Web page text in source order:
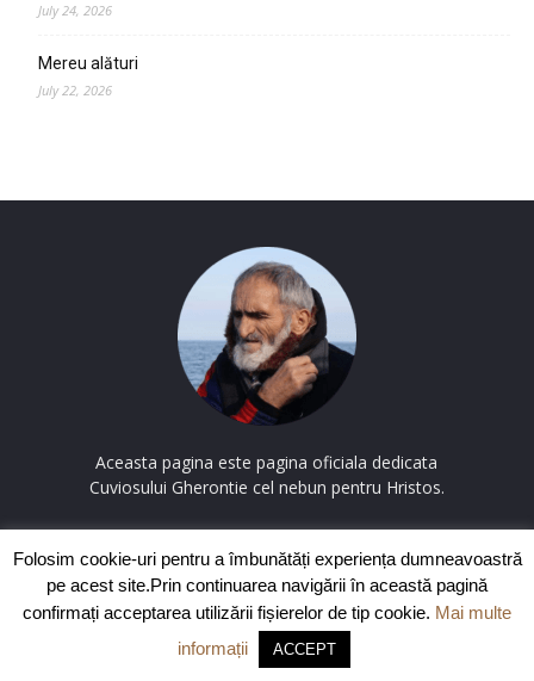
July 24, 2026
Mereu alături
July 22, 2026
Aceasta pagina este pagina oficiala dedicata
Cuviosului Gherontie cel nebun pentru Hristos.
Contactați-ne:contact@cuviosulgherontie.com
© Copyright CuviosulGherontie.comPolitica de confidentialitate
Utilizare cookie-uri
Folosim cookie-uri pentru a îmbunătăți experiența dumneavoastră
pe acest site.Prin continuarea navigării în această pagină
confirmați acceptarea utilizării fișierelor de tip cookie. Mai multe
informații
ACCEPT